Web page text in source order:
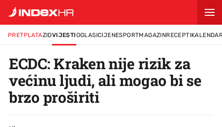
PRETPLATAZIDVIJESTIOGLASICIJENESPORTMAGAZINRECEPTI
ECDC: Kraken nije rizik za
većinu ljudi, ali mogao bi se
brzo proširiti